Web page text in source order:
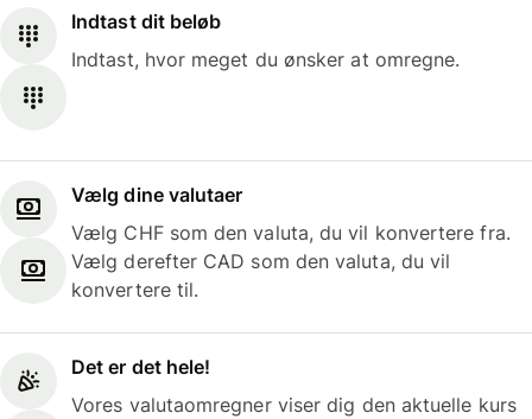
Indtast dit beløb
Indtast, hvor meget du ønsker at omregne.
Vælg dine valutaer
Vælg CHF som den valuta, du vil konvertere fra.
Vælg derefter CAD som den valuta, du vil
konvertere til.
Det er det hele!
Vores valutaomregner viser dig den aktuelle kurs